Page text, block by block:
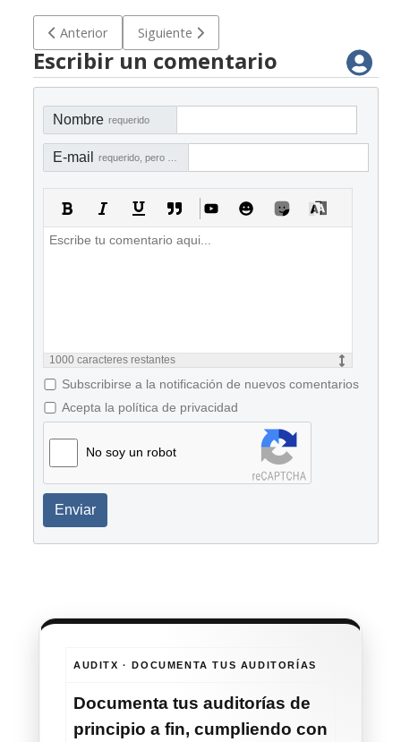
Artículo anterior: Herramienta HAVAD - Procedimientos
Anterior Artículo siguiente: Herramienta de Auditoría
Siguiente
Escribir un comentario
Nombre requerido
E-mail
1000 caracteres restantes
Subscribirse a la notificación de nuevos comentarios
Acepta la política de privacidad
No soy un robot
Enviar
AUDITX · DOCUMENTA TUS AUDITORÍAS
Documenta tus auditorías de
principio a fin, cumpliendo con